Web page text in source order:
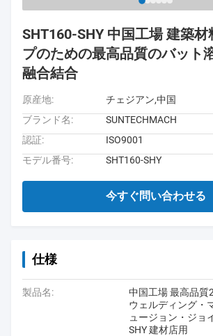
SHT160-SHY 中国工場 建築材
プのための最高品質のバット
融合結合
原産地:
チェジアン,中国
ブランド名:
SUNTECHMACH
認証:
ISO9001
モデル番号:
SHT160-SHY
今すぐ問い合わせる
仕様
製品名:
中国工場 最高品質
ウェルディング・
ュージョン・ジョ
SHY 建材店用